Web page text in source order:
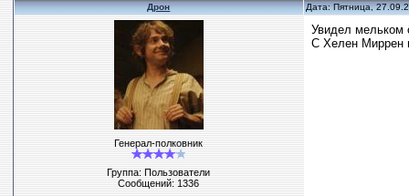
Дрон Дата: Пятница,
Генерал-полковник
Группа: Пользователи
Сообщений:1336
Увидел мельком
С Хелен Миррен